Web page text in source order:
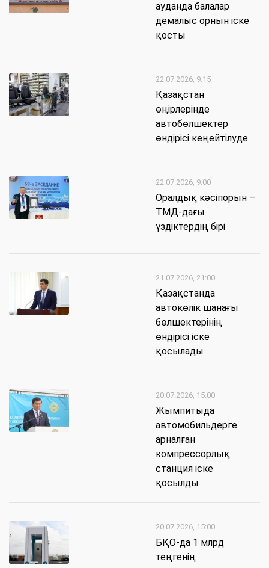
ауданда балалар
демалыс орнын іске
қосты
22.07.2026, 9:15
Қазақстан
өңірлерінде
автобөлшектер
өндірісі кеңейтілуде
22.07.2026, 9:00
Оралдық кәсіпорын –
ТМД-дағы
үздіктердің бірі
21.07.2026, 21:00
Қазақстанда
автокөлік шанағы
бөлшектерінің
өндірісі іске
қосылады
20.07.2026, 15:00
Жымпитыда
автомобильдерге
арналған
компрессорлық
станция іске
қосылды
20.07.2026, 15:00
БҚО-да 1 млрд
теңгенің